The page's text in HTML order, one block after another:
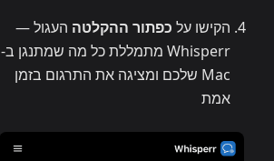
הקישו על כפתור ההקלטה העגול —
Whisperr מתמללת כל מה שמתנגן ב-
Mac שלכם ומציגה את התרגום בזמן
אמת